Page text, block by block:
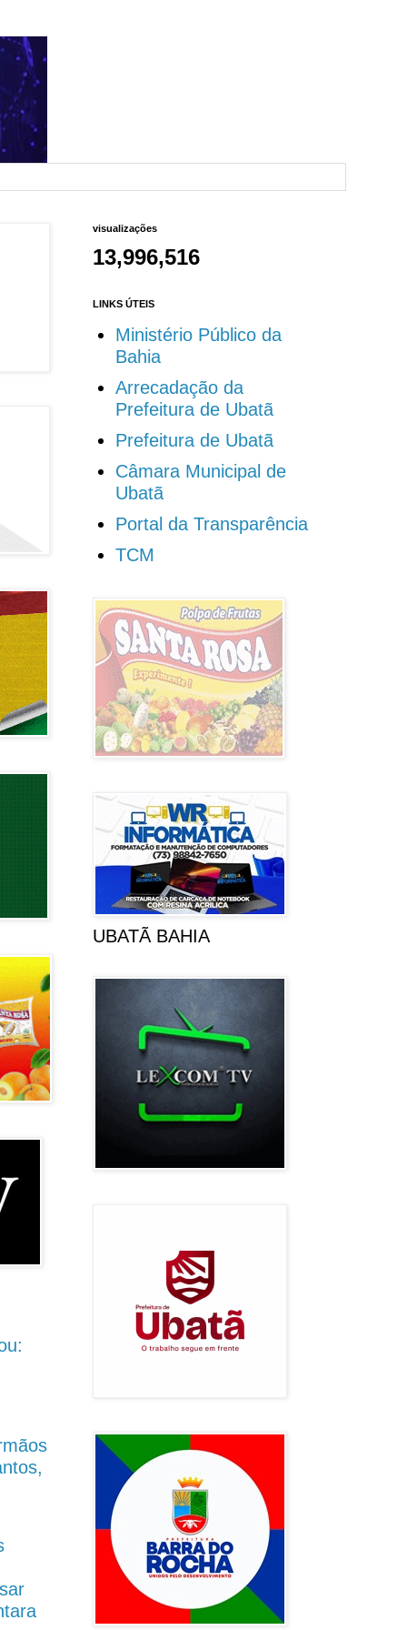
visualizações
13,996,516
LINKS ÚTEIS
Ministério Público da
Bahia
Arrecadação da
Prefeitura de Ubatã
Prefeitura de Ubatã
Câmara Municipal de
Ubatã
Portal da Transparência
TCM
UBATÃ BAHIA